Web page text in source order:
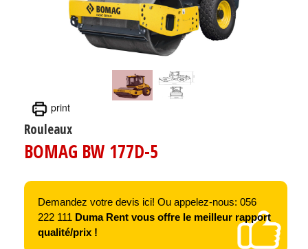
print
Rouleaux
BOMAG BW 177D-5
Demandez votre devis ici! Ou appelez-nous: 056
222 111 Duma Rent vous offre le meilleur rapport
qualité/prix !